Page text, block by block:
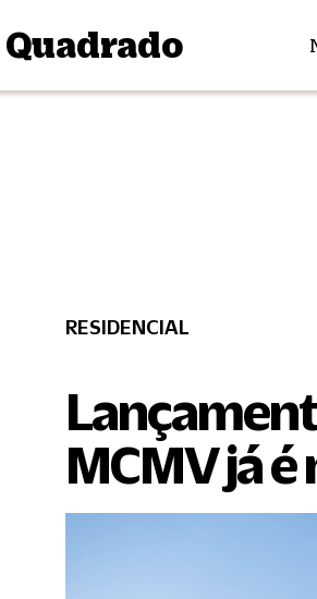
RESIDENCIAL
MCMV já